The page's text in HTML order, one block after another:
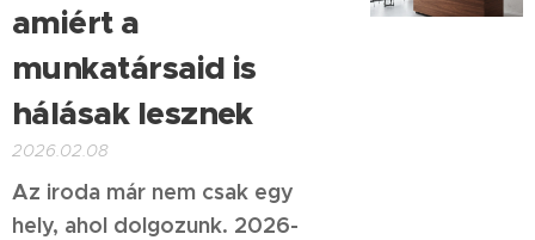
amiért a
munkatársaid is
hálásak lesznek
2026.02.08
Az iroda már nem csak egy
hely, ahol dolgozunk. 2026-